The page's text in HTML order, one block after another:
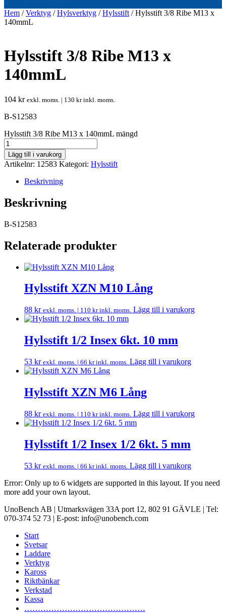
Hem /Verktyg /Hylsverktyg /Hylsstift / Hylsstift 3/8 Ribe M13 x
140mmL
Hylsstift 3/8 Ribe M13 x
140mmL
104 kr exkl. moms. | 130 krinkl. moms.
B-S12583
Hylsstift 3/8 Ribe M13 x 140mmL mängd
Lägg till i varukorg
Artikelnr: 12583 Kategori: Hylsstift
Beskrivning
Beskrivning
B-S12583
Relaterade produkter
Hylsstift XZN M10 Lång
88 kr exkl. moms. | 110 krinkl. moms. Lägg till i varukorg
Hylsstift 1/2 Insex 6kt. 10 mm
53 kr exkl. moms. | 66 krinkl. moms. Lägg till i varukorg
Hylsstift XZN M6 Lång
88 kr exkl. moms. | 110 krinkl. moms. Lägg till i varukorg
Hylsstift 1/2 Insex 1/2 6kt. 5 mm
53 kr exkl. moms. | 66 krinkl. moms. Lägg till i varukorg
Error: Only up to 6 widgets are supported in this layout. If you need
more add your own layout.
UnoBench AB | Utmarksvägen 33A port 12, 802 91 GÄVLE | Tel:
070-374 52 73 | E-post: info@unobench.com
Start
Svetsar
Laddare
Verktyg
Kaross
Riktbänkar
Verkstad
Kassa
………………………………………